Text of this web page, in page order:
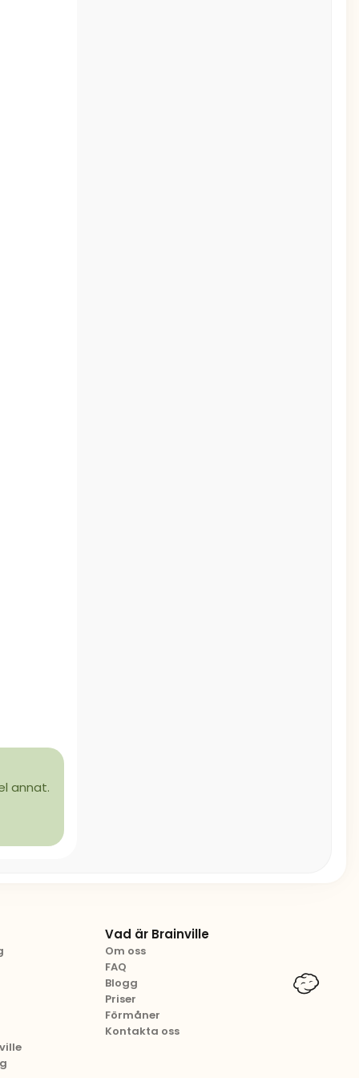
annat.
Vad är Brainville
Om oss
FAQ
Blogg
Priser
Förmåner
Kontakta oss